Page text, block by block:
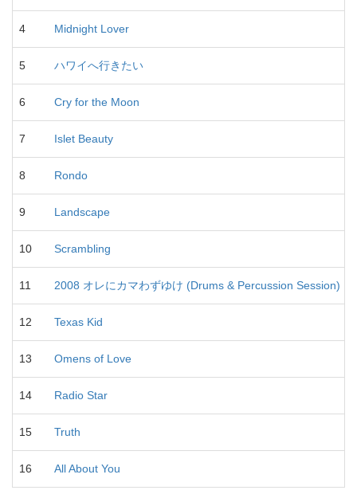
4 Midnight Lover
5 ハワイへ行きたい
6 Cry for the Moon
7 Islet Beauty
8 Rondo
9 Landscape
10 Scrambling
11 2008 オレにカマわずゆけ (Drums & Percussion Session)
12 Texas Kid
13 Omens of Love
14 Radio Star
15 Truth
16 All About You